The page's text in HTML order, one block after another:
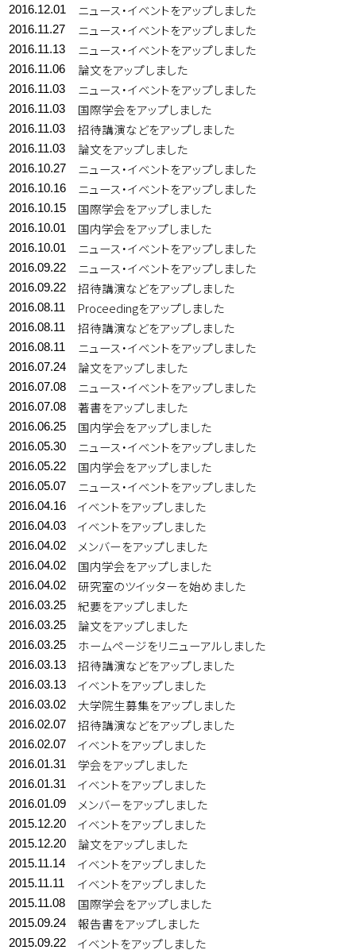
2016.12.01 ニュース・イベントをアップしました
2016.11.27 ニュース・イベントをアップしました
2016.11.13 ニュース・イベントをアップしました
2016.11.06 論文をアップしました
2016.11.03 ニュース・イベントをアップしました
2016.11.03 国際学会をアップしました
2016.11.03 招待講演などをアップしました
2016.11.03 論文をアップしました
2016.10.27 ニュース・イベントをアップしました
2016.10.16 ニュース・イベントをアップしました
2016.10.15 国際学会をアップしました
2016.10.01 国内学会をアップしました
2016.10.01 ニュース・イベントをアップしました
2016.09.22 ニュース・イベントをアップしました
2016.09.22 招待講演などをアップしました
2016.08.11 Proceedingをアップしました
2016.08.11 招待講演などをアップしました
2016.08.11 ニュース・イベントをアップしました
2016.07.24 論文をアップしました
2016.07.08 ニュース・イベントをアップしました
2016.07.08 著書をアップしました
2016.06.25 国内学会をアップしました
2016.05.30 ニュース・イベントをアップしました
2016.05.22 国内学会をアップしました
2016.05.07 ニュース・イベントをアップしました
2016.04.16 イベントをアップしました
2016.04.03 イベントをアップしました
2016.04.02 メンバーをアップしました
2016.04.02 国内学会をアップしました
2016.04.02 研究室のツイッターを始めました
2016.03.25 紀要をアップしました
2016.03.25 論文をアップしました
2016.03.25 ホームページをリニューアルしました
2016.03.13 招待講演などをアップしました
2016.03.13 イベントをアップしました
2016.03.02 大学院生募集をアップしました
2016.02.07 招待講演などをアップしました
2016.02.07 イベントをアップしました
2016.01.31 学会をアップしました
2016.01.31 イベントをアップしました
2016.01.09 メンバーをアップしました
2015.12.20 イベントをアップしました
2015.12.20 論文をアップしました
2015.11.14 イベントをアップしました
2015.11.11 イベントをアップしました
2015.11.08 国際学会をアップしました
2015.09.24 報告書をアップしました
2015.09.22 イベントをアップしました